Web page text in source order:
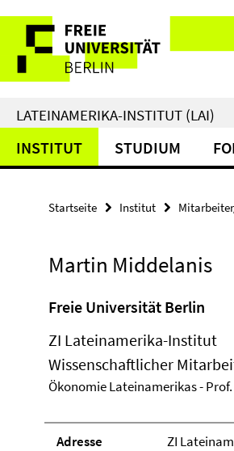
direkt
Inhalt
Service-
Navigation
LATEINAMERIKA-INSTITUT (LAI)
INSTITUT STUDIUM
Startseite Institut
Martin Middelanis
Freie Universität Berlin
ZI Lateinamerika-Institut
Wissenschaftlicher
Ökonomie Lateinamerikas -
Adresse
ZI